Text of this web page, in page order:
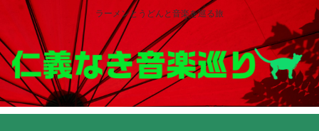
ラーメンとうどんと音楽を巡る旅